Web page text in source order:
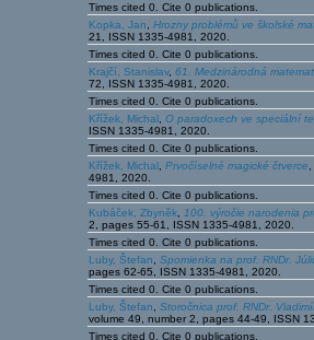
Times cited 0. Cite 0 publications.
Kopka, Jan
Hrozny problémů ve školské
21, ISSN 1335-4981, 2020.
Times cited 0. Cite 0 publications.
Krajčí, Stanislav, 61. Medzinárodná
72, ISSN 1335-4981, 2020.
Times cited 0. Cite 0 publications.
Křížek, Michal O paradoxech ve speciální
ISSN 1335-4981, 2020.
Times cited 0. Cite 0 publications.
Křížek, Michal Prvočíselné magické čtverce
4981, 2020.
Times cited 0. Cite 0 publications.
Kubáček, Zbyněk
100. výročie narodenia
2, pages 55-61, ISSN 1335-4981, 2020.
Times cited 0. Cite 0 publications.
Luby, Štefan
Spomienka na prof. RNDr.
pages 62-65, ISSN 1335-4981, 2020.
Times cited 0. Cite 0 publications.
Luby, Štefan
Storočnica prof. RNDr.
volume 49, number 2, pages 44-49, ISSN
Times cited 0. Cite 0 publications.